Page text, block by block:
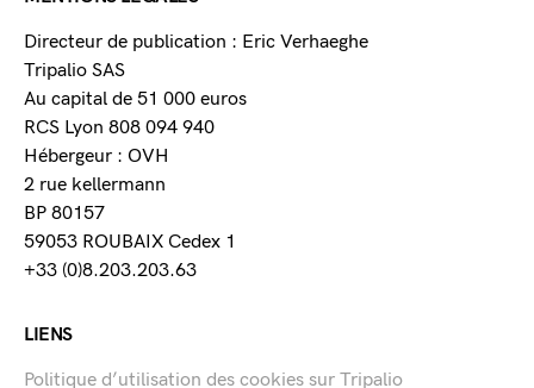
Directeur de publication : Eric Verhaeghe
Tripalio SAS
Au capital de 51 000 euros
RCS Lyon 808 094 940
Hébergeur : OVH
2 rue kellermann
BP 80157
59053 ROUBAIX Cedex 1
+33 (0)8.203.203.63
LIENS
Politique d’utilisation des cookies sur Tripalio